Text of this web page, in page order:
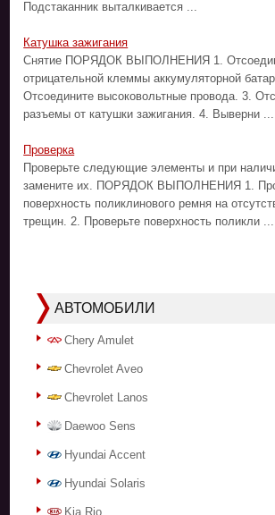
Подстаканник выталкивается ...
Катушка зажигания
Снятие ПОРЯДОК ВЫПОЛНЕНИЯ 1.
отрицательной клеммы аккумуляторной
Отсоедините высоковольтные провода. 3.
разъемы от катушки зажигания. 4. Выверни ...
Проверка
Проверьте следующие элементы и при
замените их. ПОРЯДОК ВЫПОЛНЕНИЯ 1.
поверхность поликлинового ремня на
трещин. 2. Проверьте поверхность поликли ...
АВТОМОБИЛИ
Chery Amulet
Chevrolet Aveo
Chevrolet Lanos
Daewoo Sens
Hyundai Accent
Hyundai Solaris
Kia Rio